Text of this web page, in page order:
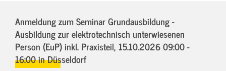
Anmeldung zum Seminar Grundausbildung -
Ausbildung zur elektrotechnisch unterwiesenen
Person (EuP) inkl. Praxisteil, 15.10.2026 09:00 -
16:00in Düsseldorf